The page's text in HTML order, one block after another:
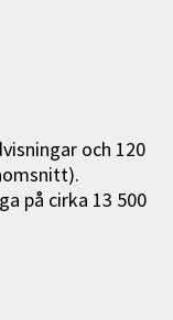
och 120
på cirka 13 500